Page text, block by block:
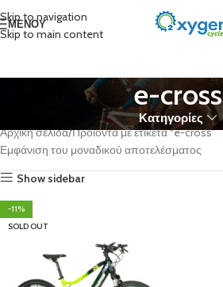
Skip to navigation
Skip to main content
ΜΕΝΟΎ
e-cross
Κατηγορίες
Αρχική σελίδα Προϊόντα με ετικέτα “e-cross”
Εμφάνιση του μοναδικού αποτελέσματος
Show sidebar
-11%
SOLD OUT